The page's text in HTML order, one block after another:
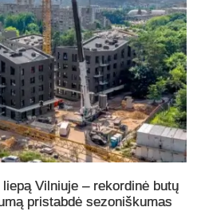
liepą Vilniuje – rekordinė butų
pristabdė sezoniškumas